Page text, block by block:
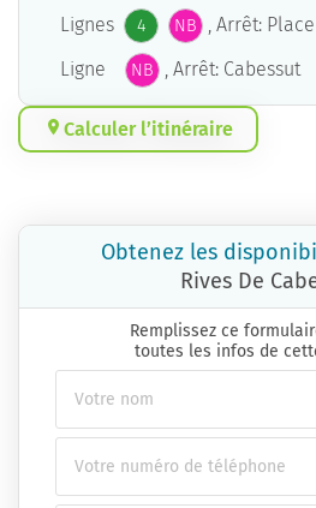
Lignes
4 NB
, Arrêt:
Ligne
NB , Arrêt: Cabessut
Calculer l’itinéraire
Obtenez les
Rives De
Remplissez ce
toutes les infos de